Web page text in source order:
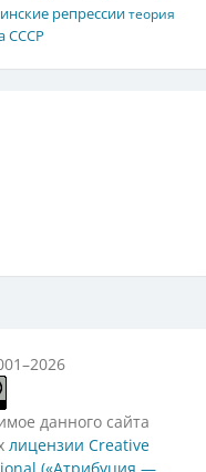
репрессиитеория
СССР
данного сайта
лицензии Creative